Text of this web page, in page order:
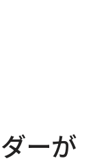
ーが